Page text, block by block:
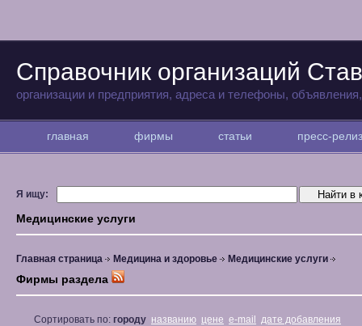
Справочник организаций
организации и предприятия, адреса и телефоны,
главная фирмы статьи пресс-
Я ищу:
Медицинские услуги
Главная страница Медицина и здоровье Медицинские услуги
Фирмы раздела
Сортировать по: городу названию цене e-mail дате добавления